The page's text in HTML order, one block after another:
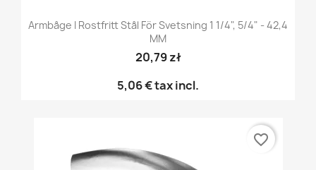
Armbåge I Rostfritt Stål För Svetsning 1 1/4", 5/4" - 42,4
MM
20,79 zł
5,06 €tax incl.
favorite_border